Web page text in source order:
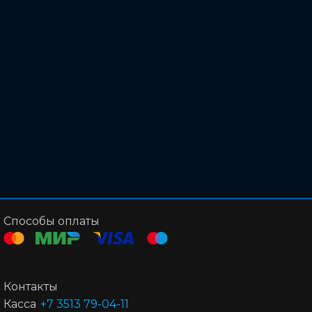
Способы оплаты
Контакты
Касса +7 3513 79-04-11